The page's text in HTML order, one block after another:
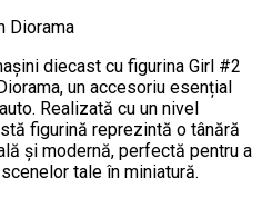
Diorama
diecast cu figurina Girl #2
un accesoriu esențial
Realizată cu un nivel
figurină reprezintă o tânără
și modernă, perfectă pentru a
tale în miniatură.